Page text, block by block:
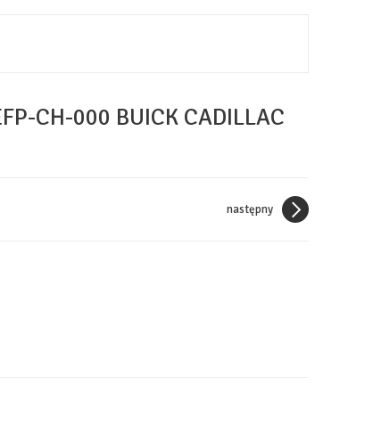
CH-000 BUICK CADILLAC
następny